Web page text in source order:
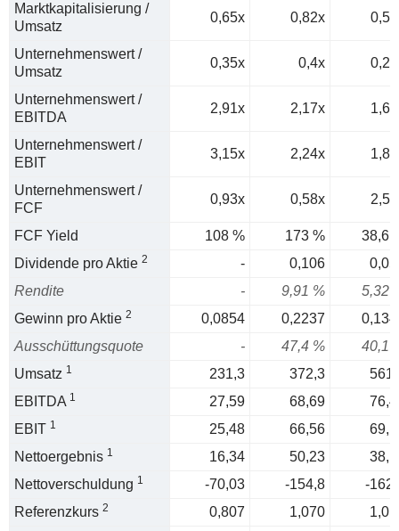
Marktkapitalisierung /
Umsatz
0,65x 0,82x
Unternehmenswert /
Umsatz
0,35x 0,4x
Unternehmenswert /
EBITDA
2,91x 2,17x
Unternehmenswert /
EBIT
3,15x 2,24x
Unternehmenswert /
FCF
0,93x 0,58x
FCF Yield 108 % 173 %
38,6
Dividende pro Aktie 2 - 0,106
Rendite
- 9,91 %
5,32
Gewinn pro Aktie 2 0,0854 0,2237
Ausschüttungsquote
- 47,4 %
40,1
Umsatz 1 231,3 372,3
EBITDA 1 27,59 68,69
EBIT 1 25,48 66,56
Nettoergebnis 1 16,34 50,23
Nettoverschuldung 1 -70,03 -154,8
-
Referenzkurs 2 0,807 1,070